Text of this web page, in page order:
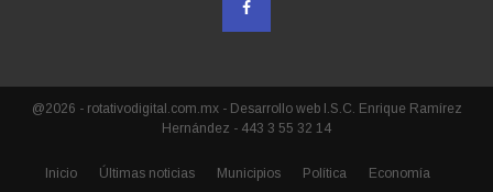
@2026 - rotativodigital.com.mx - Desarrollo web I.S.C. Enrique Ramírez
Hernández - 443 3 55 32 14
Inicio Últimas noticias Municipios Política Economía